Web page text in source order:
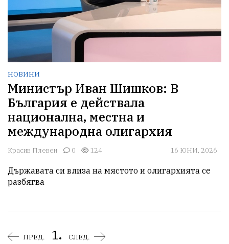
НОВИНИ
Министър Иван Шишков: В
България е действала
национална, местна и
международна олигархия
Красив Плевен 0 124 16 ЮНИ, 2026
Държавата си влиза на мястото и олигархията се
разбягва
ПРЕД. 1. СЛЕД.